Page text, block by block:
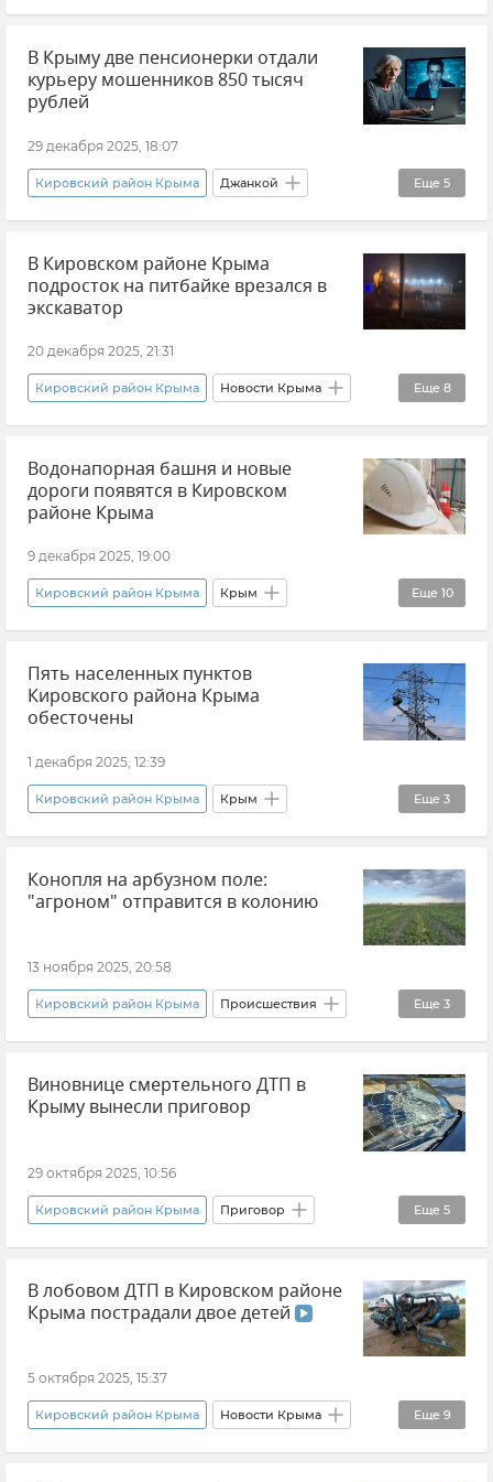
Сертификат Жилищный сертификат
Суд Кировский районный суд Крыма
Новости Крыма
В Крыму две пенсионерки отдали
курьеру мошенников 850 тысяч
рублей
29 декабря 2025, 18:07
Еще 5
Кировский район Крыма Джанкой
Новости Крыма МВД по Республике Крым
Происшествия Красноперекопск
Мошенничество
В Кировском районе Крыма
подросток на питбайке врезался в
экскаватор
20 декабря 2025, 21:31
Еще 8
Кировский район Крыма Новости Крыма
Крым ДТП в Крыму и Севастополе
ГУ МЧС РФ по Республике Крым
Происшествия
Прокуратура Республики Крым
МВД по Республике Крым
Ситуация на дорогах Крыма и хроника ДТП
Водонапорная башня и новые
дороги появятся в Кировском
районе Крыма
9 декабря 2025, 19:00
Еще 10
Кировский район Крыма Крым
Сергей Аксенов Благоустройство
Ремонт дорог Новости Крыма
Водоснабжение
Здравоохранение в Крыму и Севастополе
Образование в Крыму и Севастополе
Пять населенных пунктов
Кировского района Крыма
обесточены
1 декабря 2025, 12:39
Еще 3
Кировский район Крыма Крым
Отключение электроэнергии в Крыму
ГУП РК "Крымэнерго" Новости Крыма
Конопля на арбузном поле:
"агроном" отправится в колонию
13 ноября 2025, 20:58
Еще 3
Кировский район Крыма Происшествия
Новости Крыма
Прокуратура Республики Крым наркотики
Виновнице смертельного ДТП в
Крыму вынесли приговор
29 октября 2025, 10:56
Еще 5
Кировский район Крыма Приговор
Правосудие Крым
ДТП в Крыму и Севастополе
Прокуратура Республики Крым
Новости Крыма
В лобовом ДТП в Кировском районе
Крыма пострадали двое детей
5 октября 2025, 15:37
Еще 9
Кировский район Крыма Новости Крыма
Происшествия Госавтоинспекция Крыма